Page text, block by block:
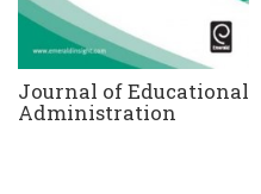
Journal of Educational
Administration